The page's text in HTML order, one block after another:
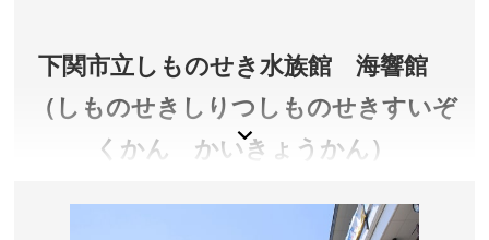
下関市立しものせき水族館 海響館
（しものせきしりつしものせきすいぞ
くかん かいきょうかん）
美しい関門海峡の潮流を再現した関門海峡潮流水槽